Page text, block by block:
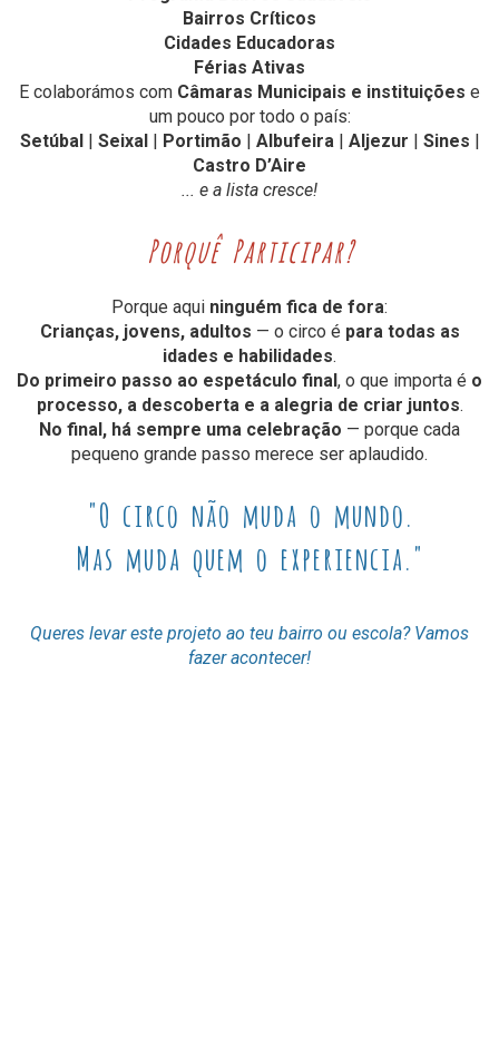
Bairros Críticos
Cidades Educadoras
Férias Ativas
E colaborámos com Câmaras Municipais e instituições e
um pouco por todo o país:
Setúbal| Seixal| Portimão | Albufeira | Aljezur | Sines |
Castro D’Aire
... e a lista cresce!
Porquê Participar?
Porque aqui ninguém fica de fora:
Crianças, jovens, adultos — o circo é para todas as
idades e habilidades.
Do primeiro passo ao espetáculo final, o que importa é o
processo, a descoberta e a alegria de criar juntos.
No final, há sempre uma celebração — porque cada
pequeno grande passo merece ser aplaudido.
"O circo não muda o mundo.
Mas muda quem o experiencia."
Queres levar este projeto ao teu bairro ou escola? Vamos
fazer acontecer!